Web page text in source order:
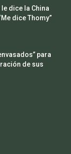
dice la China
dice Thomy”
para
de sus